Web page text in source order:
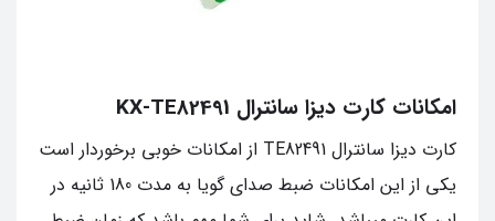
امکانات کارت دیزا سانترال KX-TE82491
کارت دیزا سانترال TE82491 از امکانات خوبی برخوردار است
یکی از این امکانات ضبط صدای گویا به مدت 180 ثانیه در